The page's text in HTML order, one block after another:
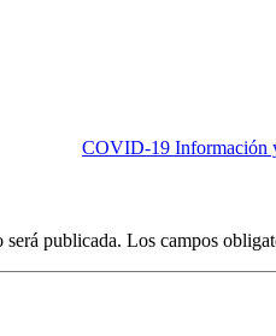
COVID-19 Información
publicada. Los campos